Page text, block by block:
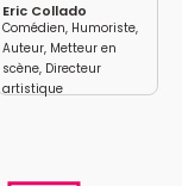
Eric Collado
Comédien, Humoriste,
Auteur, Metteur en
scène, Directeur
artistique